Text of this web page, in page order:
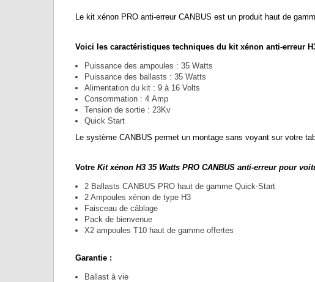
Le kit xénon PRO anti-erreur CANBUS est un produit haut de
Voici les caractéristiques techniques du kit xénon anti-erreur
Puissance des ampoules : 35 Watts
Puissance des ballasts : 35 Watts
Alimentation du kit : 9 à 16 Volts
Consommation : 4 Amp
Tension de sortie : 23Kv
Quick Start
Le système CANBUS permet un montage sans voyant sur votre
Votre Kit xénon H3 35 Watts PRO CANBUS anti-erreur pour
2 Ballasts CANBUS PRO haut de gamme Quick-Start
2 Ampoules xénon de type H3
Faisceau de câblage
Pack de bienvenue
X2 ampoules T10 haut de gamme offertes
Garantie :
Ballast à vie